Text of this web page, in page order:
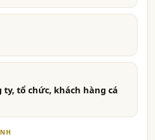
ty, tổ chức, khách hàng cá